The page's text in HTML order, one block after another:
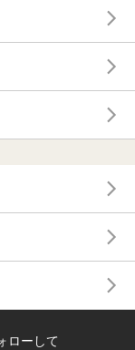
ローして